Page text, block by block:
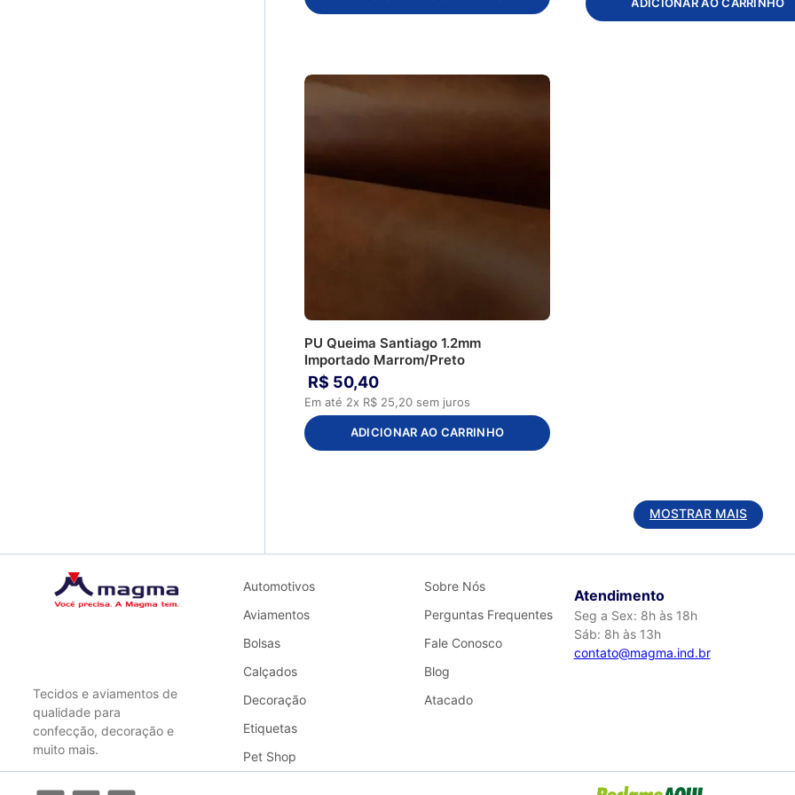
PU Queima Santiago 1.2mm
Importado Marrom/Preto
R$ 50,40
Em até 2x R$ 25,20 sem juros
ADICIONAR AO CARRINHO
MOSTRAR MAIS
Tecidos e aviamentos de
qualidade para
confecção, decoração e
muito mais.
Automotivos
Aviamentos
Bolsas
Calçados
Decoração
Etiquetas
Pet Shop
Sobre Nós
Perguntas Frequentes
Fale Conosco
Blog
Atacado
Atendimento
Seg a Sex: 8h às 18h
Sáb: 8h às 13h
contato@magma.ind.br